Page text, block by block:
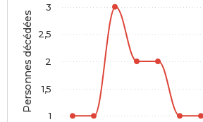
Personnes décédées
1
1,5
2
2,5
3